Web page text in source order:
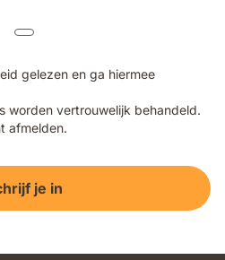
gelezen en ga hiermee
worden vertrouwelijk behandeld.
afmelden.
je in